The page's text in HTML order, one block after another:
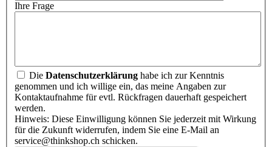
Ihre Frage
Die Datenschutzerklärung habe ich zur Kenntnis
genommen und ich willige ein, das meine Angaben zur
Kontaktaufnahme für evtl. Rückfragen dauerhaft gespeichert
werden.
Hinweis: Diese Einwilligung können Sie jederzeit mit Wirkung
für die Zukunft widerrufen, indem Sie eine E-Mail an
service@thinkshop.ch schicken.